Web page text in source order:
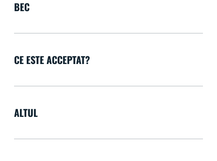
BEC
CE ESTE ACCEPTAT?
ALTUL